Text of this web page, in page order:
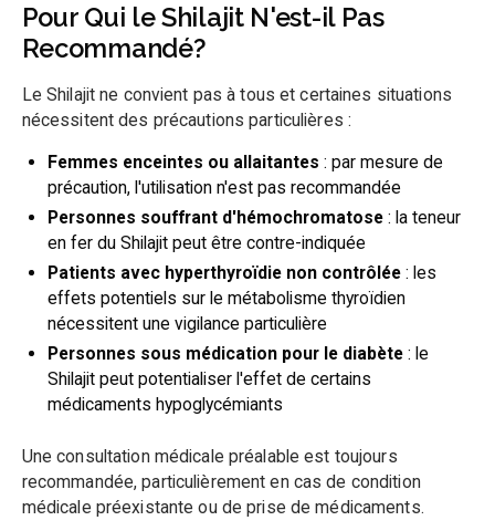
Pour Qui le Shilajit N'est-il Pas
Recommandé?
Le Shilajit ne convient pas à tous et certaines situations
nécessitent des précautions particulières :
Femmes enceintes ou allaitantes : par mesure de
précaution, l'utilisation n'est pas recommandée
Personnes souffrant d'hémochromatose : la teneur
en fer du Shilajit peut être contre-indiquée
Patients avec hyperthyroïdie non contrôlée : les
effets potentiels sur le métabolisme thyroïdien
nécessitent une vigilance particulière
Personnes sous médication pour le diabète : le
Shilajit peut potentialiser l'effet de certains
médicaments hypoglycémiants
Une consultation médicale préalable est toujours
recommandée, particulièrement en cas de condition
médicale préexistante ou de prise de médicaments.